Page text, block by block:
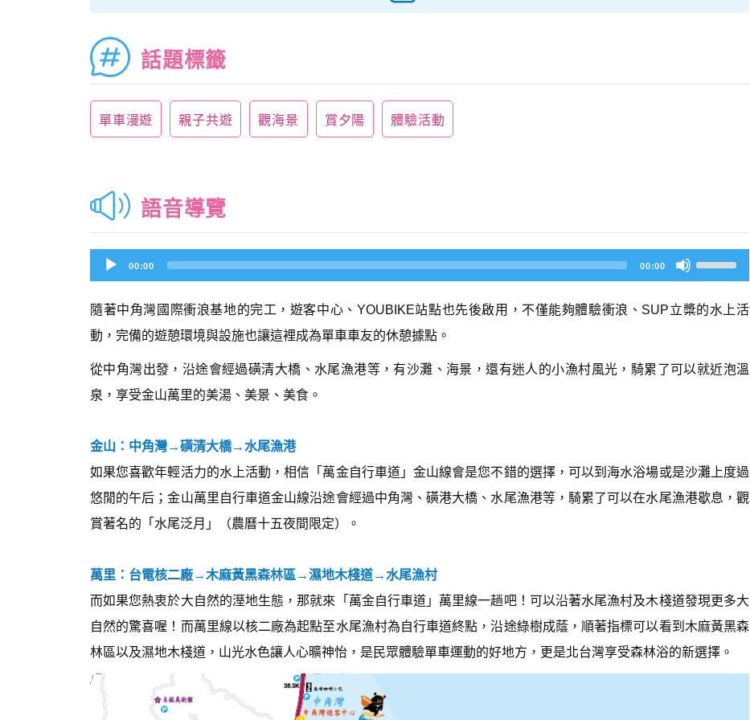
話題標籤
單車漫遊 親子共遊 觀海景 賞夕陽 體驗活動
語音導覽
Audio
Player00:00 00:00
s
e
p/
n
e
s
e
s
e
o
r
隨著中角灣國際衝浪基地的完工，遊客中心、YOUBIKE站點也先後啟用，不僅能夠體驗衝浪、SUP立槳的水上活
動，完備的遊憩環境與設施也讓這裡成為單車車友的休憩據點。
從中角灣出發，沿途會經過磺清大橋、水尾漁港等，有沙灘、海景，還有迷人的小漁村風光，騎累了可以就近泡溫
泉，享受金山萬里的美湯、美景、美食。
金山：中角灣→磺清大橋→水尾漁港
如果您喜歡年輕活力的水上活動，相信「萬金自行車道」金山線會是您不錯的選擇，可以到海水浴場或是沙灘上度過
悠閒的午后；金山萬里自行車道金山線沿途會經過中角灣、磺港大橋、水尾漁港等，騎累了可以在水尾漁港歇息，觀
賞著名的「水尾泛月」（農曆十五夜間限定）。
萬里：台電核二廠→木麻黃黑森林區→濕地木棧道→水尾漁村
而如果您熱衷於大自然的溼地生態，那就來「萬金自行車道」萬里線一趟吧！可以沿著水尾漁村及木棧道發現更多大
自然的驚喜喔！而萬里線以核二廠為起點至水尾漁村為自行車道終點，沿途綠樹成蔭，順著指標可以看到木麻黃黑森
林區以及濕地木棧道，山光水色讓人心曠神怡，是民眾體驗單車運動的好地方，更是北台灣享受森林浴的新選擇。